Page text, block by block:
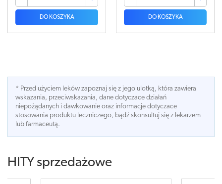
DO KOSZYKA DO KOSZYKA
* Przed użyciem leków zapoznaj się z jego ulotką, która zawiera
wskazania, przeciwskazania, dane dotyczace działań
niepożądanych i dawkowanie oraz informacje dotyczace
stosowania produktu leczniczego, bądź skonsultuj się z lekarzem
lub farmaceutą.
HITY sprzedażowe